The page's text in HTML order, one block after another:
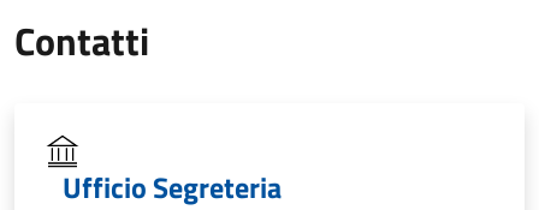
Contatti
Ufficio Segreteria